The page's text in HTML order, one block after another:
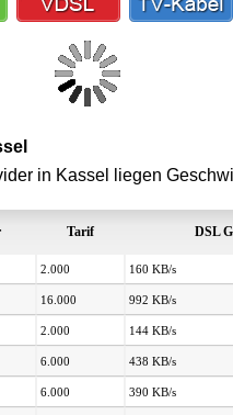
in Kassel liegen
Tarif DSL
2.000 160 KB/s
16.000 992 KB/s
2.000 144 KB/s
6.000 438 KB/s
6.000 390 KB/s